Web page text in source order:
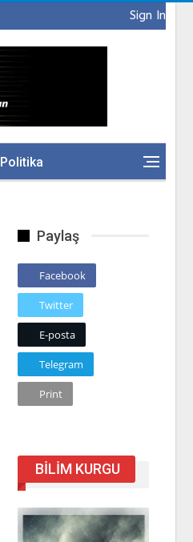
Sign In
Politika
Paylaş
Facebook
Twitter
E-posta
Telegram
Print
BILIM KURGU